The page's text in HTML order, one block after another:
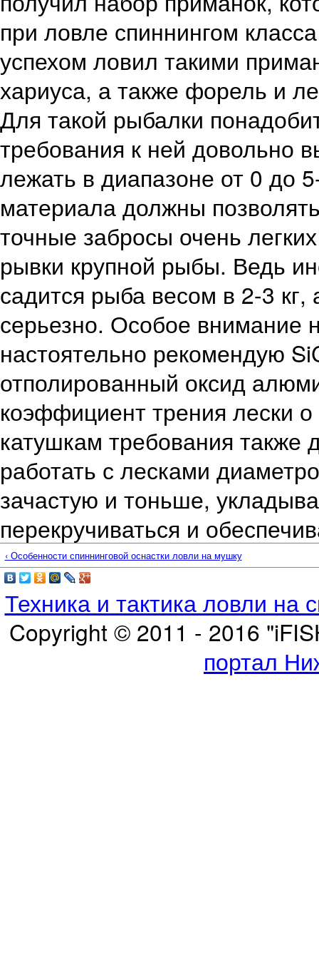
при ловле спиннингом
успехом ловил такими
хариуса, а также форель и
Для такой рыбалки
требования к ней довольно
лежать в диапазоне от 0 до
материала должны
точные забросы очень
рывки крупной рыбы. Ведь
садится рыба весом в 2-3 кг,
серьезно. Особое внимание
настоятельно рекомендую
отполированный оксид
коэффициент трения лески
катушкам требования также
работать с лесками
зачастую и тоньше,
перекручиваться и
‹ Особенности спиннинговой оснастки ловли на мушку
Техника и тактика ловли на
Copyright © 2011 - 2016
портал